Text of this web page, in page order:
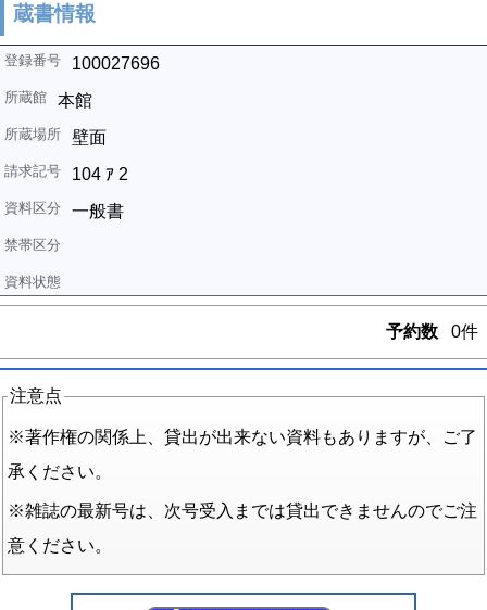
蔵書情報
100027696
本館
壁面
104 ｱ 2
一般書
予約数 0件
注意点
※著作権の関係上、貸出が出来ない資料もありますが、ご了
承ください。
※雑誌の最新号は、次号受入までは貸出できませんのでご注
意ください。